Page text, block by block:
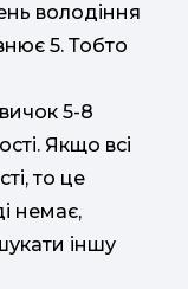
володіння
5. Тобто
5-8
Якщо всі
то це
немає,
іншу